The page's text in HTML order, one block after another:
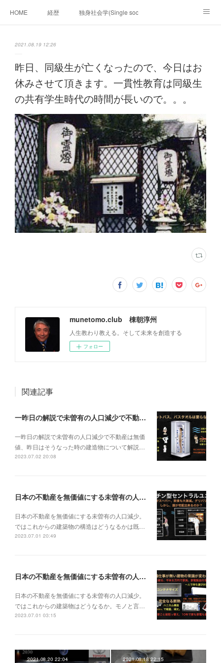
HOME 経歴 独身社会学(Single sociology)と高齢化社会学
移動出来て、工場で作る建物。未来２１００研究所
フィリピンの問題点 フィリピンの歴史
フィリピン経済談義 ファッションを考える 漫画
未来２１００研究所他のアイデアマニラ男の手料理 総集編
https://globalclub.amebaownd.com/
2021.08.19 12:26
昨日、同級生が亡くなったので、今日はお
休みさせて頂きます。一貫性教育は同級生
の共有学生時代の時間が長いので。。。
munetomo.club 棟朝淳州
人生教わり教える。そして未来を創造する
フォロー
関連記事
一昨日の解説で未曽有の人口減少で不動産は無価値、昨日はそうなった時の建造物について解説、今日からはその設備について解説をして行く。
一昨日の解説で未曽有の人口減少で不動産は無価
値、昨日はそうなった時の建造物について解説…
2023.07.02 20:08
日本の不動産を無価値にする未曽有の人口減少。ではこれからの建築物の構造はどうなるかは既に解説した。今はその内部の内容。その1
日本の不動産を無価値にする未曽有の人口減少。
ではこれからの建築物の構造はどうなるかは既…
2023.07.01 20:49
日本の不動産を無価値にする未曽有の人口減少。ではこれからの建築物はどうなるか。
日本の不動産を無価値にする未曽有の人口減少。
ではこれからの建築物はどうなるか。モノと言…
2023.07.01 03:15
2021.08.20 22:04 2021.08.18 22:15